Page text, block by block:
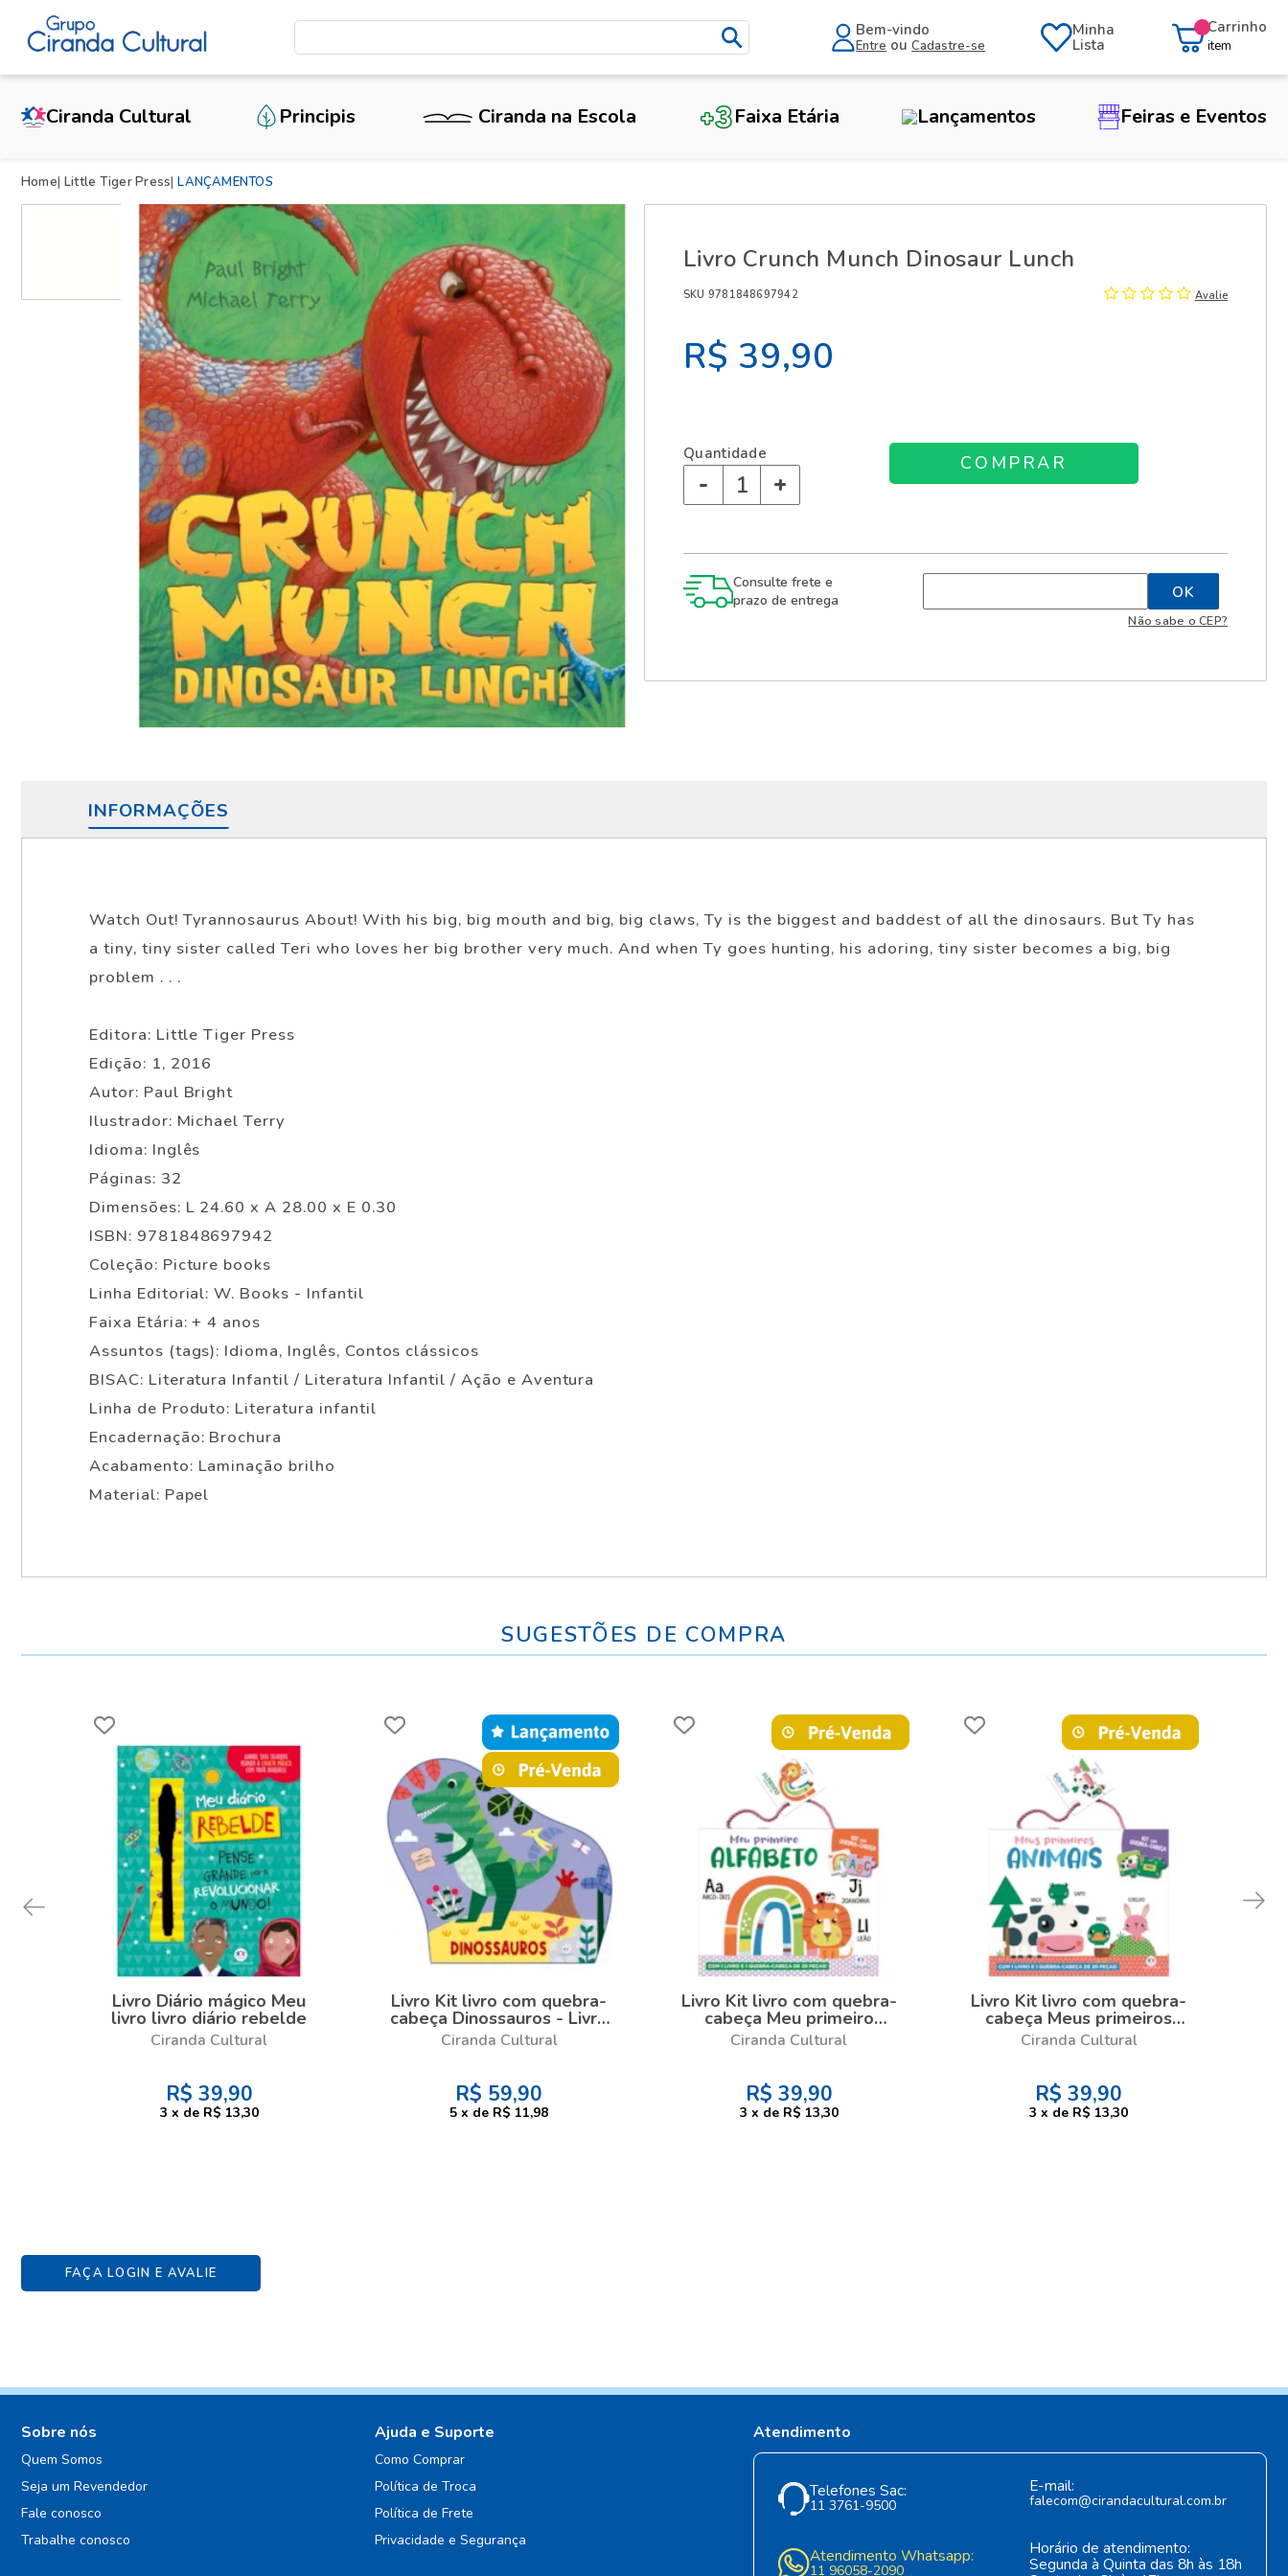
Bem-vindo
Entre ouCadastre-se
Minha
Lista
Carrinho
item
Ciranda Cultural Principis Ciranda na Escola Faixa Etária Lançamentos Feiras e Eventos
Home Little Tiger Press LANÇAMENTOS
Livro Crunch Munch Dinosaur Lunch
SKU 9781848697942 Avalie
R$ 39,90
Quantidade
- +
Consulte frete e
prazo de entrega
Não sabe o CEP?
INFORMAÇÕES
Watch Out! Tyrannosaurus About! With his big, big mouth and big, big claws, Ty is the biggest and baddest of all the dinosaurs. But Ty has
a tiny, tiny sister called Teri who loves her big brother very much. And when Ty goes hunting, his adoring, tiny sister becomes a big, big
problem . . .
Editora: Little Tiger Press
Edição: 1, 2016
Autor: Paul Bright
Ilustrador: Michael Terry
Idioma: Inglês
Páginas: 32
Dimensões: L 24.60 x A 28.00 x E 0.30
ISBN: 9781848697942
Coleção: Picture books
Linha Editorial: W. Books - Infantil
Faixa Etária: + 4 anos
Assuntos (tags): Idioma, Inglês, Contos clássicos
BISAC: Literatura Infantil / Literatura Infantil / Ação e Aventura
Linha de Produto: Literatura infantil
Encadernação: Brochura
Acabamento: Laminação brilho
Material: Papel
SUGESTÕES DE COMPRA
Livro Diário mágico Meu
livro livro diário rebelde
Ciranda Cultural
R$ 39,90
3 x de R$ 13,30
Livro Kit livro com quebra-
cabeça Dinossauros - Livro
com quebra-cabeça
Ciranda Cultural
R$ 59,90
5 x de R$ 11,98
Livro Kit livro com quebra-
cabeça Meu primeiro
alfabeto - Kit com livro e
quebra-cabeça de 20 peças
Ciranda Cultural
R$ 39,90
3 x de R$ 13,30
Livro Kit livro com quebra-
cabeça Meus primeiros
animais - Kit com livro e
quebra-cabeça de 20 peças
Ciranda Cultural
R$ 39,90
3 x de R$ 13,30
FAÇA LOGIN E AVALIE
X
Sobre nós
Quem Somos
Seja um Revendedor
Fale conosco
Trabalhe conosco
Ajuda e Suporte
Como Comprar
Política de Troca
Política de Frete
Privacidade e Segurança
Atendimento
Telefones Sac:
11 3761-9500
E-mail:
falecom@cirandacultural.com.br
Atendimento Whatsapp:
11 96058-2090
Horário de atendimento:
Segunda à Quinta das 8h às 18h